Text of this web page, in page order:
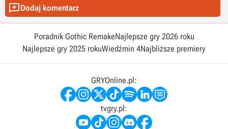
Dodaj komentarz
Poradnik Gothic RemakeNajlepsze gry 2026 roku
Najlepsze gry 2025 rokuWiedźmin 4Najbliższe premiery
GRYOnline.pl:
tvgry.pl: